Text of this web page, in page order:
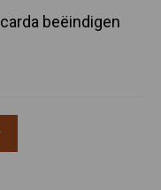
beëindigen